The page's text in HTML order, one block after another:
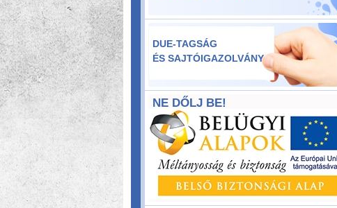
DUE-TAGSÁG
ÉS SAJTÓIGAZOLVÁNY
NE DŐLJ BE!